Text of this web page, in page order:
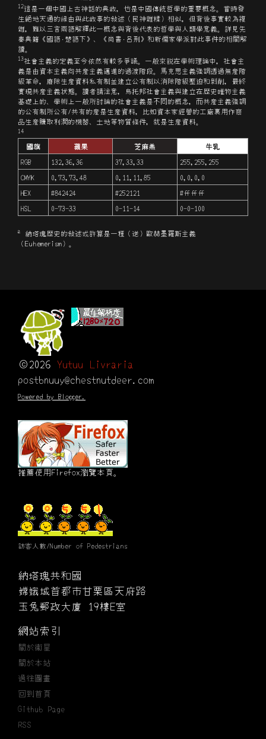
12這是一個中國上古神話的典故，也是中國傳統哲學的重要概念。當時發
生絶地天通的縁由與此故事的敍述（民神雜糅）相似，但背後事實較為複
雜，難以三言兩語解釋此一概念與背後代表的哲學與人類學意義。詳見先
秦典籍《國語·楚語下》、《尚書·呂刑》和新儒家學派對此事件的相關解
讀。
13社會主義的定義至今依然有較多爭議。一般來説在學術理論中，社會主
義是由資本主義向共産主義邁進的過渡階段。馬克思主義強調透過無産階
級革命，廢除生産資料私有制並建立公有制以消除階級壓迫和剝削，最終
實現共産主義状態。讀者請注意，烏托邦社會主義與建立在歴史唯物主義
基礎上的、學術上一般所討論的社會主義是不同的概念，而共産主義強調
的公有制所公有/共有的産是生産資料，比如資本家經營的工廠裏用作商
品生産賺取利潤的機器、土地等物質條件，就是生産資料。
14
國旗 蘋果 芝麻羔
牛乳
RGB
132,36,36 37,33,33
255,255,255
CMYK
0,73,73,48 0,11,11,85
0,0,0,0
HEX
#842424 #252121
#ffffff
HSL
0-73-33 0-11-14 0-0-100
a 納塔瑰歴史的敍述或許算是一種（逆）歐赫墨羅斯主義
（Euhemerism）。
©2026 Yutuu Livraria
postbnuuy@chestnutdeer.com
Powered by Blogger.
推薦使用Firefox瀏覽本頁。
訪客人數/Number of Pedestrians
納塔瑰共和國
嫦娥城首都市甘栗區天府路
玉兔郵政大廈 19樓E室
網站索引
關於衞星
關於本站
過往圖畫
回到首頁
Github Page
RSS